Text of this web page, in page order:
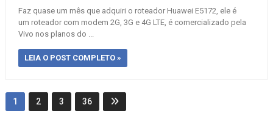
Faz quase um mês que adquiri o roteador Huawei E5172, ele é
um roteador com modem 2G, 3G e 4G LTE, é comercializado pela
Vivo nos planos do ...
LEIA O POST COMPLETO »
1 2 3 36